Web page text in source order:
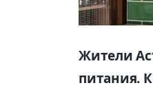
Жители
питания.